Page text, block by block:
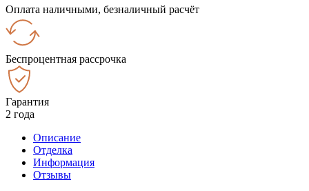
Оплата наличными, безналичный расчёт
Беспроцентная рассрочка
Гарантия
2 года
Описание
Отделка
Информация
Отзывы